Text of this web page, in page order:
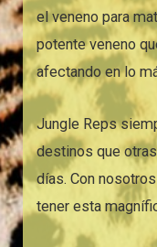
el veneno para
potente veneno
afectando en lo
Jungle Reps
destinos que
días. Con
tener esta